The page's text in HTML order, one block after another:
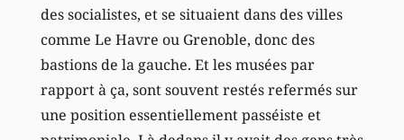
des socialistes, et se situaient dans des villes
comme Le Havre ou Grenoble, donc des
bastions de la gauche. Et les musées par
rapport à ça, sont souvent restés refermés sur
une position essentiellement passéiste et